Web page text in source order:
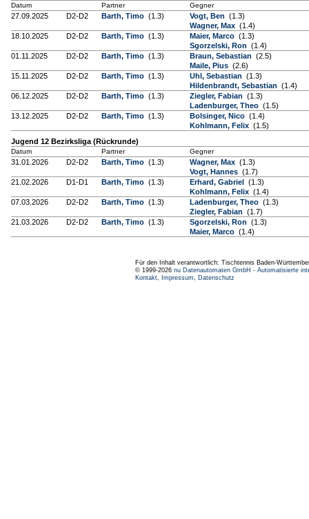
Datum Partner Gegner
27.09.2025 D2-D2 Barth, Timo (1.3) Vogt, Ben (1.3)
Wagner, Max (1.4)
18.10.2025
D2-D2 Barth, Timo (1.3) Maier, Marco (1.3)
Sgorzelski, Ron (1.4)
01.11.2025
D2-D2 Barth, Timo (1.3) Braun, Sebastian (2.5)
Maile, Pius (2.6)
15.11.2025
D2-D2 Barth, Timo (1.3) Uhl, Sebastian (1.3)
Hildenbrandt, Sebastian (1.4)
06.12.2025
D2-D2 Barth, Timo (1.3) Ziegler, Fabian (1.3)
Ladenburger, Theo (1.5)
13.12.2025
D2-D2 Barth, Timo (1.3) Bolsinger, Nico (1.4)
Kohlmann, Felix (1.5)
Jugend 12 Bezirksliga (Rückrunde)
Datum Partner Gegner
31.01.2026 D2-D2 Barth, Timo (1.3) Wagner, Max (1.3)
Vogt, Hannes (1.7)
21.02.2026
D1-D1 Barth, Timo (1.3) Erhard, Gabriel (1.3)
Kohlmann, Felix (1.4)
07.03.2026
D2-D2 Barth, Timo (1.3) Ladenburger, Theo (1.3)
Ziegler, Fabian (1.7)
21.03.2026
D2-D2 Barth, Timo (1.3) Sgorzelski, Ron (1.3)
Maier, Marco (1.4)
Für den Inhalt verantwortlich: Tischtennis Baden-
© 1999-2026 nu Datenautomaten GmbH - Automatisierte
Kontakt, Impressum, Datenschutz